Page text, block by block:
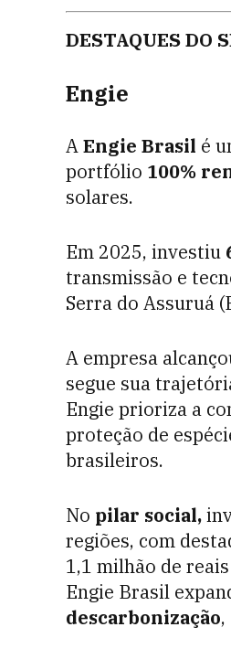
DESTAQUES DO
Engie
AEngie Brasil é
portfólio 100%
solares.
Em 2025, investiu
transmissão e
Serra do Assuruá
A empresa
segue sua
Engie prioriza a
proteção de
brasileiros.
No pilar social,
regiões, com
1,1 milhão de
Engie Brasil
descarbonização